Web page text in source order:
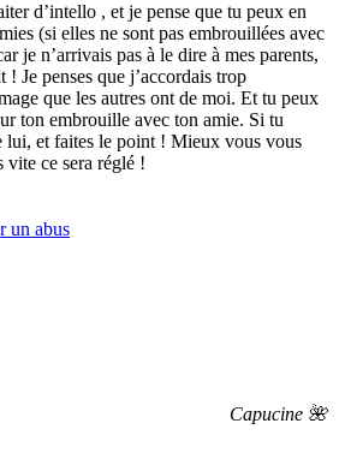
d’intello , et je pense que tu peux en
(si elles ne sont pas embrouillées avec
je n’arrivais pas à le dire à mes parents,
! Je penses que j’accordais trop
que les autres ont de moi. Et tu peux
ton embrouille avec ton amie. Si tu
lui, et faites le point ! Mieux vous vous
vite ce sera réglé !
un abus
Capucine 🌺